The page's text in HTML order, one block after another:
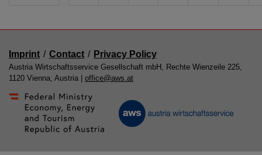
Imprint / Contact / Privacy Policy
Austria Wirtschaftsservice Gesellschaft mbH, Rechte Wienzeile 225,
1120 Vienna, Austria | office@aws.at